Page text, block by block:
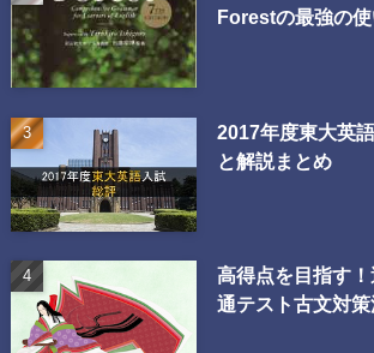
Forestの最強の
2017年度東大英
と解説まとめ
高得点を目指す
通テスト古文対